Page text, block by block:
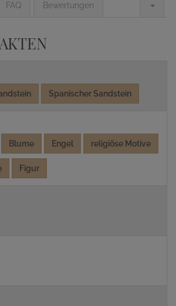
FAQ Bewertungen
Spanischer Sandstein
Blume Engel religiöse Motive
Figur